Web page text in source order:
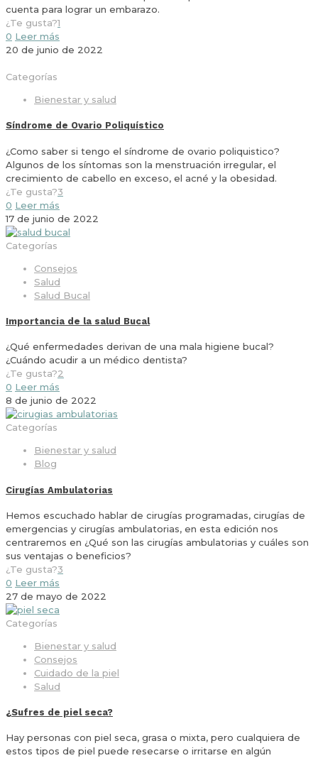
cuenta para lograr un embarazo.
¿Te gusta?1
0 Leer más
20 de junio de 2022
Categorías
Bienestar y salud
Síndrome de Ovario Poliquístico
¿Como saber si tengo el síndrome de ovario poliquistico?
Algunos de los síntomas son la menstruación irregular, el
crecimiento de cabello en exceso, el acné y la obesidad.
¿Te gusta?3
0 Leer más
17 de junio de 2022
Categorías
Consejos
Salud
Salud Bucal
Importancia de la salud Bucal
¿Qué enfermedades derivan de una mala higiene bucal?
¿Cuándo acudir a un médico dentista?
¿Te gusta?2
0 Leer más
8 de junio de 2022
Categorías
Bienestar y salud
Blog
Cirugías Ambulatorias
Hemos escuchado hablar de cirugías programadas, cirugías de
emergencias y cirugías ambulatorias, en esta edición nos
centraremos en ¿Qué son las cirugías ambulatorias y cuáles son
sus ventajas o beneficios?
¿Te gusta?3
0 Leer más
27 de mayo de 2022
Categorías
Bienestar y salud
Consejos
Cuidado de la piel
Salud
¿Sufres de piel seca?
Hay personas con piel seca, grasa o mixta, pero cualquiera de
estos tipos de piel puede resecarse o irritarse en algún